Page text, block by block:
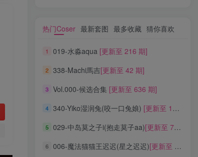
热门Coser 最新套图 最多收藏 猜你喜欢
1 019-水淼aqua [更新至 216 期]
2 338-Machi馬吉[更新至 42 期]
3 Vol.000-候选合集 [更新至 636 期]
4 340-Yiko湿润兔(咬一口兔娘) [更新至 136 期]
5 029-中岛莫之子i(抱走莫子aa)[更新至 76 期]
6 006-魔法猫猫王迟迟(星之迟迟)[更新至 320 期]
热门Coser 最新套图 最多收藏 猜你喜欢
1 019-水淼aqua [更新至 216 期]
2 338-Machi馬吉[更新至 42 期]
3 Vol.000-候选合集 [更新至 636 期]
4 340-Yiko湿润兔(咬一口兔娘) [更新至 136 期]
5 029-中岛莫之子i(抱走莫子aa)[更新至 76 期]
6 006-魔法猫猫王迟迟(星之迟迟)[更新至 320 期]